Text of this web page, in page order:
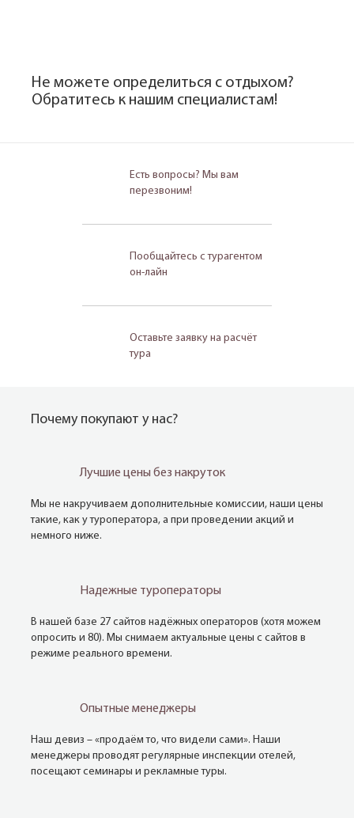
Не можете определиться с отдыхом?
Обратитесь к нашим специалистам!
Есть вопросы? Мы вам
перезвоним!
Пообщайтесь с турагентом
он-лайн
Оставьте заявку на расчёт
тура
Почему покупают у нас?
Лучшие цены без накруток
Мы не накручиваем дополнительные комиссии, наши цены
такие, как у туроператора, а при проведении акций и
немного ниже.
Надежные туроператоры
В нашей базе 27 сайтов надёжных операторов (хотя можем
опросить и 80). Мы снимаем актуальные цены с сайтов в
режиме реального времени.
Опытные менеджеры
Наш девиз – «продаём то, что видели сами». Наши
менеджеры проводят регулярные инспекции отелей,
посещают семинары и рекламные туры.